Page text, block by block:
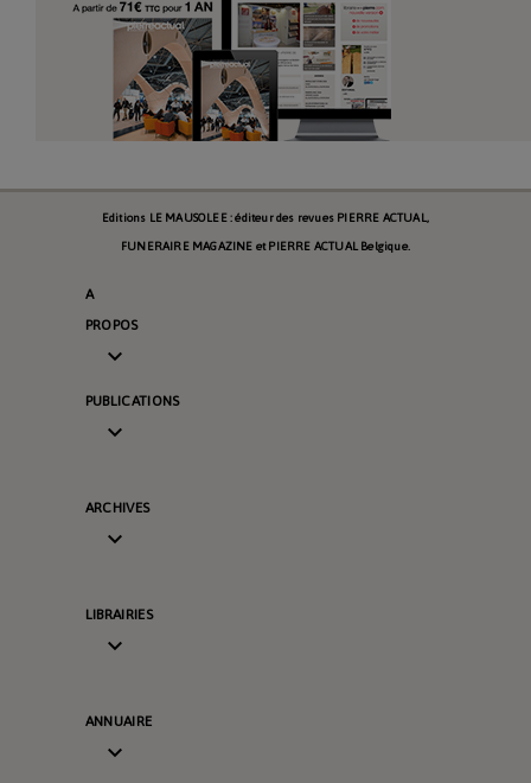
Editions LE MAUSOLEE : éditeur des revues PIERRE ACTUAL,
FUNERAIRE MAGAZINE et PIERRE ACTUAL Belgique.
A
PROPOS

PUBLICATIONS

ARCHIVES

LIBRAIRIES

ANNUAIRE
